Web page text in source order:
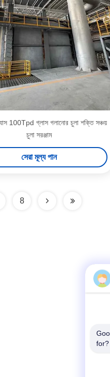
100Tpd গ্লাস গলানোর চুলা শক্তি সঞ্চয়
চুলা সরঞ্জাম
সেরা মূল্য পান
8
for?